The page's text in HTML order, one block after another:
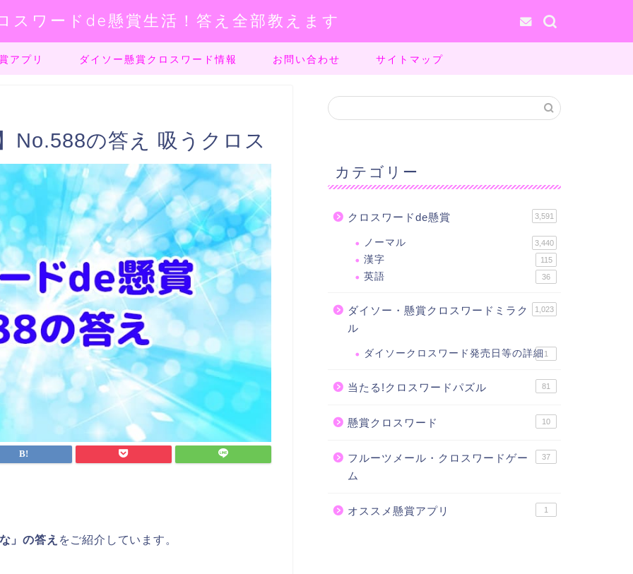
スワードde懸賞生活！答え全部教えます
アプリ ダイソー懸賞クロスワード情報 お問い合わせ サイトマップ
No.588の答え 吸うクロス
」の答え をご紹介しています。
カテゴリー
クロスワードde懸賞 3,591
ノーマル 3,440
漢字 115
英語 36
ダイソー・懸賞クロスワードミラク
ル
1,023
ダイソークロスワード発売日等の詳細 1
当たる!クロスワードパズル 81
懸賞クロスワード 10
フルーツメール・クロスワードゲー
ム
37
オススメ懸賞アプリ 1